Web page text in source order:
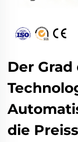
Der Grad
die